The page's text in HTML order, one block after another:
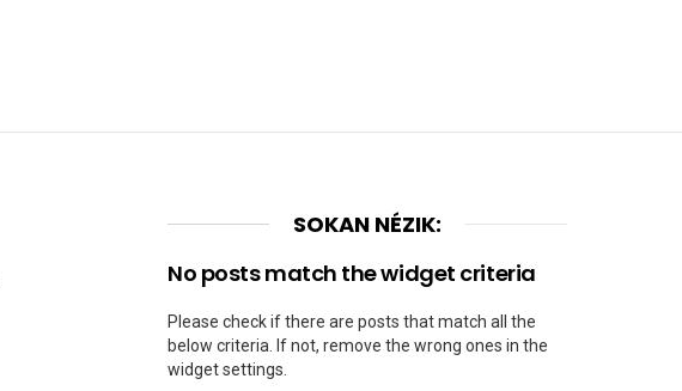
SOKAN NÉZIK:
No posts match the widget criteria
Please check if there are posts that match all the
below criteria. If not, remove the wrong ones in the
widget settings.